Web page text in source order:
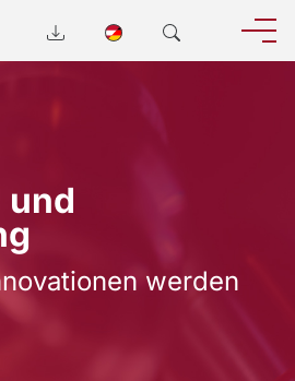
und
werden